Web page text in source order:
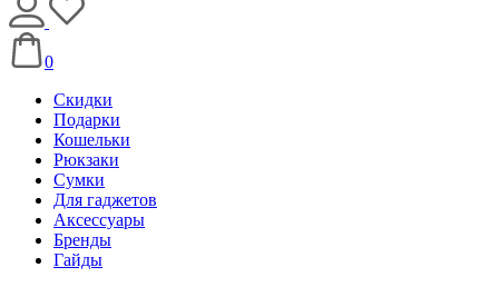
0
Скидки
Подарки
Кошельки
Рюкзаки
Сумки
Для гаджетов
Аксессуары
Бренды
Гайды